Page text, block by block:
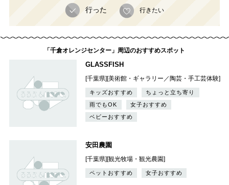
行った 行きたい
「千倉オレンジセンター」周辺のおすすめスポット
GLASSFISH
[千葉県][美術館・ギャラリー／陶芸・手工芸体験]
キッズおすすめ
ちょっと立ち寄り
雨でもOK
女子おすすめ
ベビーおすすめ
安田農園
[千葉県][観光牧場・観光農園]
ペットおすすめ 女子おすすめ